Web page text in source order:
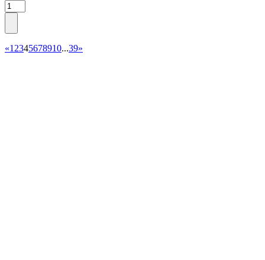
«1 2345678910...39»